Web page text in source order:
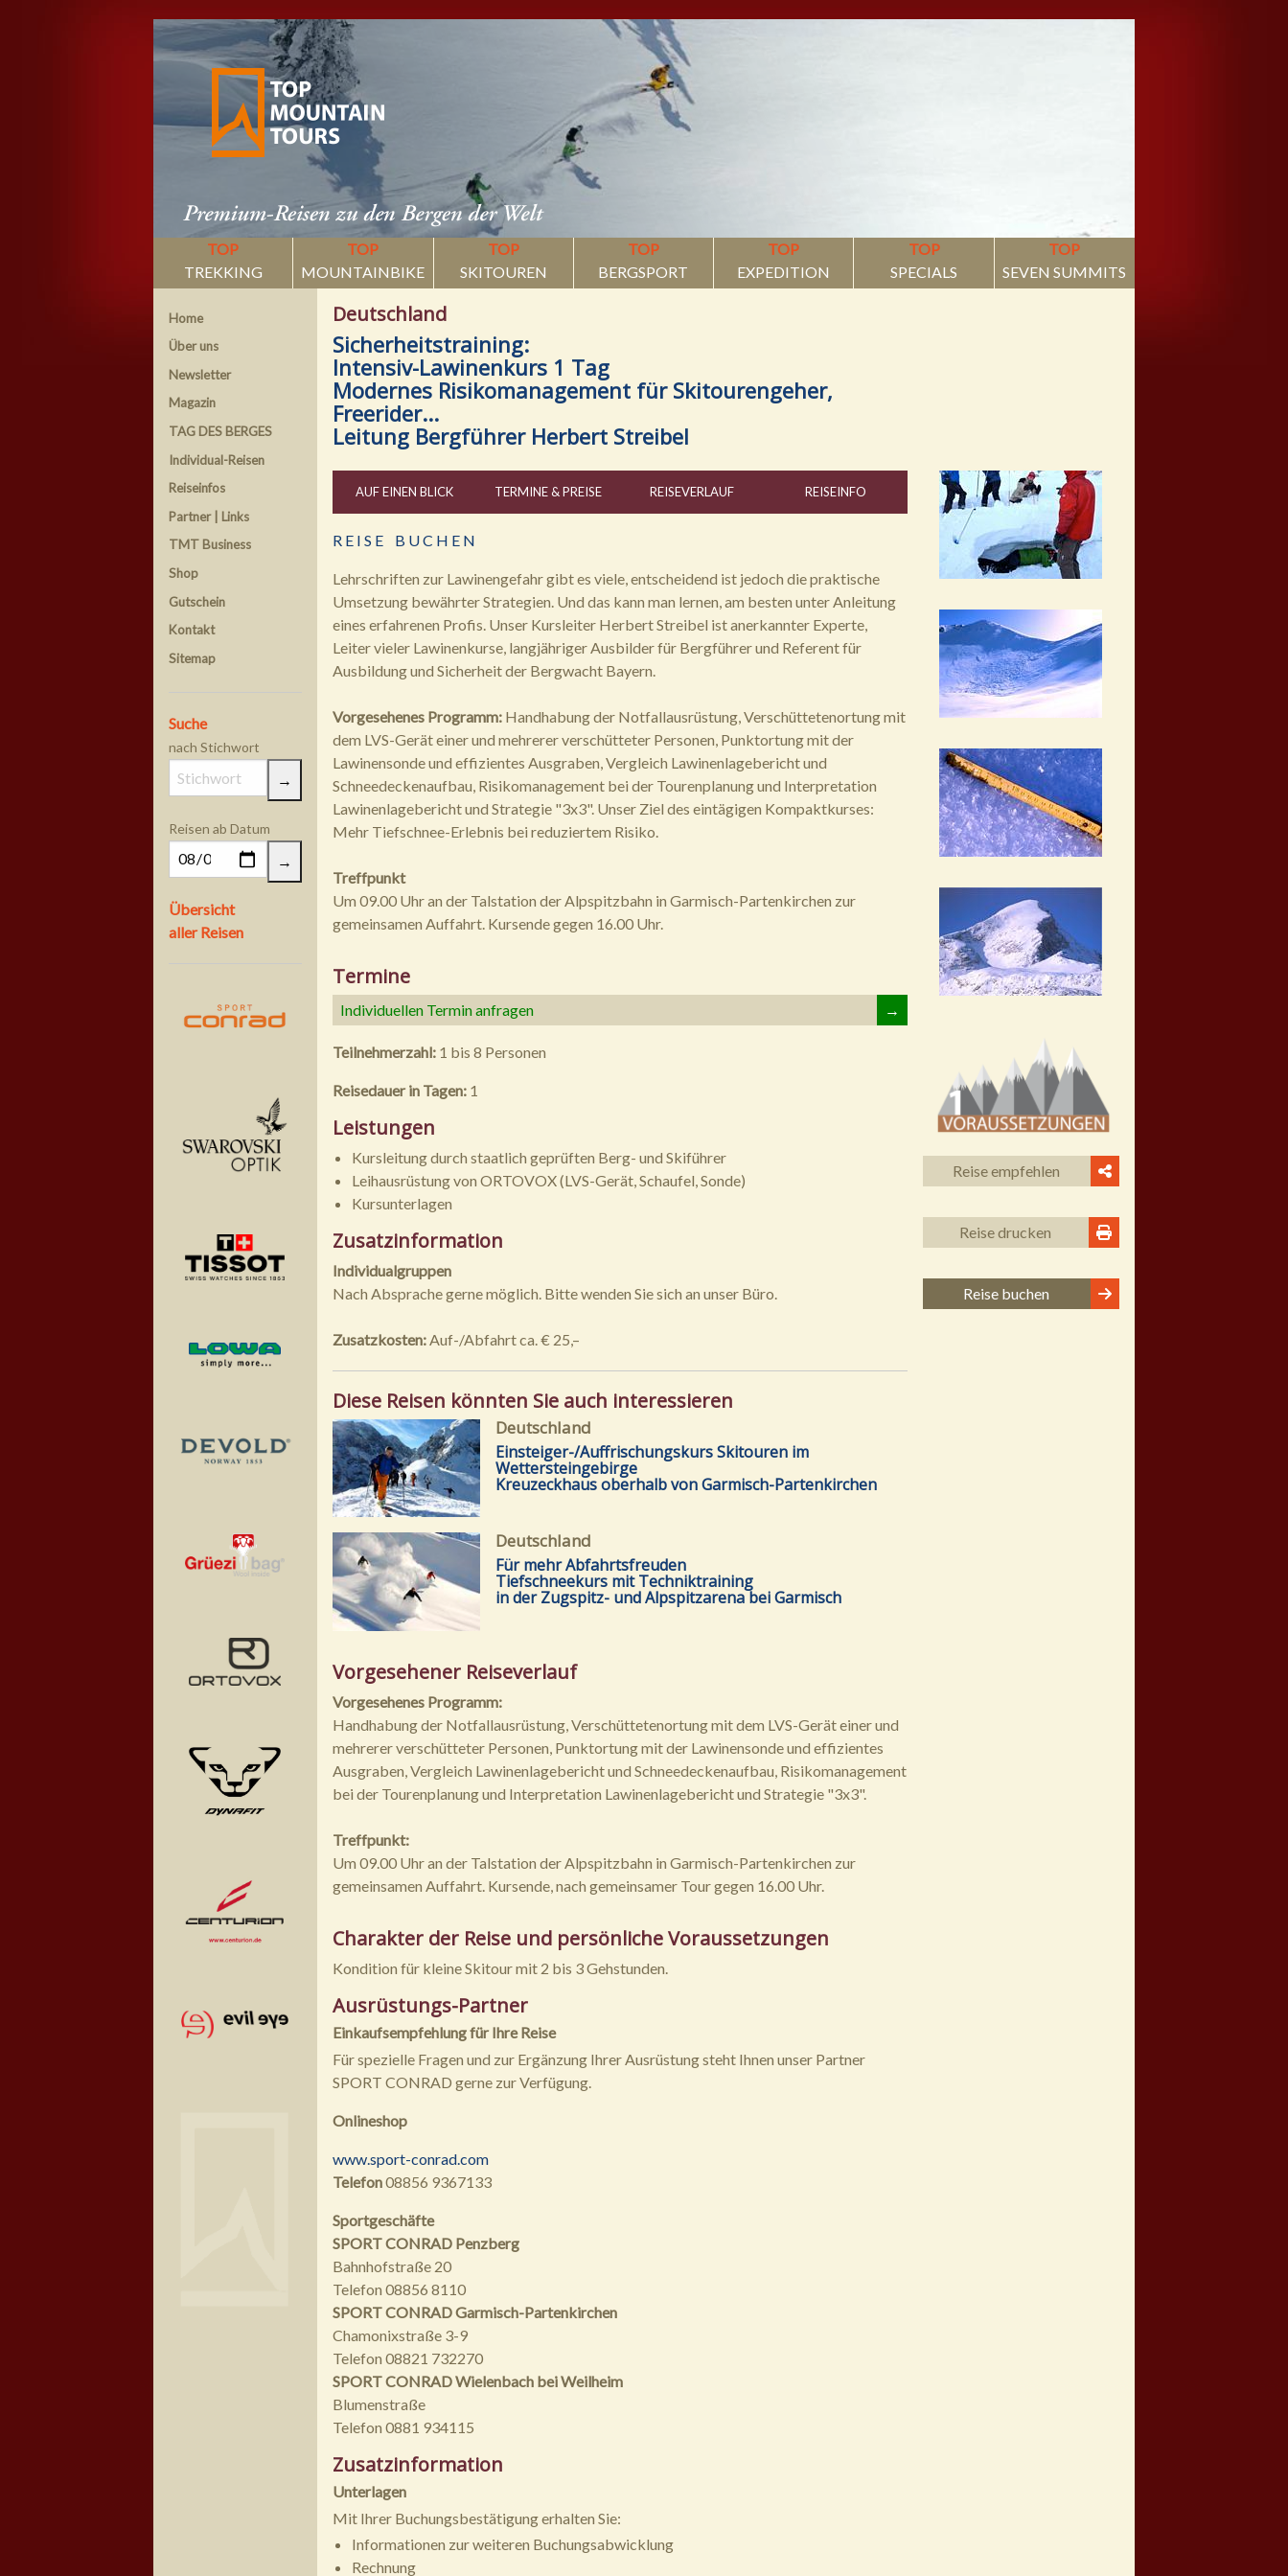
TOP
TREKKING
TOP
MOUNTAINBIKE
TOP
SKITOUREN
TOP
BERGSPORT
TOP
EXPEDITION
TOP
SPECIALS
TOP
SEVEN SUMMITS
Home
Über uns
Newsletter
Magazin
TAG DES BERGES
Individual-Reisen
Reiseinfos
Partner | Links
TMT Business
Shop
Gutschein
Kontakt
Sitemap
Suche
nach Stichwort
Reisen ab Datum
Übersicht
aller Reisen
Deutschland
Sicherheitstraining:
Intensiv-Lawinenkurs 1 Tag
Modernes Risikomanagement für Skitourengeher,
Freerider...
Leitung Bergführer Herbert Streibel
AUF EINEN BLICK TERMINE & PREISE REISEVERLAUF REISEINFO
R E I S E B U C H E N
Lehrschriften zur Lawinengefahr gibt es viele, entscheidend ist jedoch die praktische
Umsetzung bewährter Strategien. Und das kann man lernen, am besten unter Anleitung
eines erfahrenen Profis. Unser Kursleiter Herbert Streibel ist anerkannter Experte,
Leiter vieler Lawinenkurse, langjähriger Ausbilder für Bergführer und Referent für
Ausbildung und Sicherheit der Bergwacht Bayern.
Vorgesehenes Programm:Handhabung der Notfallausrüstung, Verschüttetenortung mit
dem LVS-Gerät einer und mehrerer verschütteter Personen, Punktortung mit der
Lawinensonde und effizientes Ausgraben, Vergleich Lawinenlagebericht und
Schneedeckenaufbau, Risikomanagement bei der Tourenplanung und Interpretation
Lawinenlagebericht und Strategie "3x3". Unser Ziel des eintägigen Kompaktkurses:
Mehr Tiefschnee-Erlebnis bei reduziertem Risiko.
Treffpunkt
Um 09.00 Uhr an der Talstation der Alpspitzbahn in Garmisch-Partenkirchen zur
gemeinsamen Auffahrt. Kursende gegen 16.00 Uhr.
Termine
Individuellen Termin anfragen →
Teilnehmerzahl: 1 bis 8 Personen
Reisedauer in Tagen: 1
Leistungen
Kursleitung durch staatlich geprüften Berg- und Skiführer
Leihausrüstung von ORTOVOX (LVS-Gerät, Schaufel, Sonde)
Kursunterlagen
Zusatzinformation
Individualgruppen
Nach Absprache gerne möglich. Bitte wenden Sie sich an unser Büro.
Zusatzkosten:Auf-/Abfahrt ca. € 25,–
Diese Reisen könnten Sie auch interessieren
Deutschland
Einsteiger-/Auffrischungskurs Skitouren im
Wettersteingebirge
Kreuzeckhaus oberhalb von Garmisch-Partenkirchen
Deutschland
Für mehr Abfahrtsfreuden
Tiefschneekurs mit Techniktraining
in der Zugspitz- und Alpspitzarena bei Garmisch
Vorgesehener Reiseverlauf
Vorgesehenes Programm:
Handhabung der Notfallausrüstung, Verschüttetenortung mit dem LVS-Gerät einer und
mehrerer verschütteter Personen, Punktortung mit der Lawinensonde und effizientes
Ausgraben, Vergleich Lawinenlagebericht und Schneedeckenaufbau, Risikomanagement
bei der Tourenplanung und Interpretation Lawinenlagebericht und Strategie "3x3".
Treffpunkt:
Um 09.00 Uhr an der Talstation der Alpspitzbahn in Garmisch-Partenkirchen zur
gemeinsamen Auffahrt. Kursende, nach gemeinsamer Tour gegen 16.00 Uhr.
Charakter der Reise und persönliche Voraussetzungen
Kondition für kleine Skitour mit 2 bis 3 Gehstunden.
Ausrüstungs-Partner
Einkaufsempfehlung für Ihre Reise
Für spezielle Fragen und zur Ergänzung Ihrer Ausrüstung steht Ihnen unser Partner
SPORT CONRAD gerne zur Verfügung.
Onlineshop
www.sport-conrad.com
Telefon08856 9367133
Sportgeschäfte
SPORT CONRAD Penzberg
Bahnhofstraße 20
Telefon 08856 8110
SPORT CONRAD Garmisch-Partenkirchen
Chamonixstraße 3-9
Telefon 08821 732270
SPORT CONRAD Wielenbach bei Weilheim
Blumenstraße
Telefon 0881 934115
Zusatzinformation
Unterlagen
Mit Ihrer Buchungsbestätigung erhalten Sie:
Informationen zur weiteren Buchungsabwicklung
Rechnung
Reise empfehlen
Reise drucken
Reise buchen